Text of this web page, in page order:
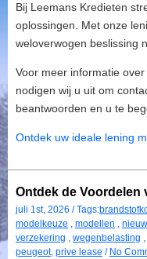
Bij Leemans Kredieten
oplossingen. Met onze
weloverwogen beslissing
Voor meer informatie
nodigen wij u uit om
beantwoorden en u te
Ontdek uw ideale lening
Ontdek de Voordelen
juli 1st, 2026 / Tags:
modelkeuze , modellen ,
verzekering , wegenbelasting ,
peugeot, prive lease / No